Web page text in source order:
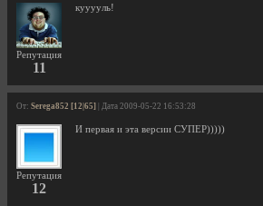
Репутация
11
кууууль!
От: Serega852 [12|65] | Дата 2009-05-22 16:53:28
Репутация
12
И первая и эта версии СУПЕР)))))